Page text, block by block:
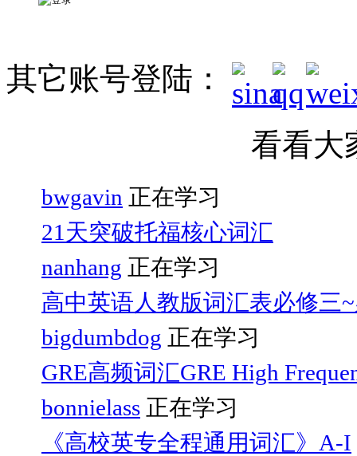
其它账号登陆：
看看大
bwgavin 正在学习
21天突破托福核心词汇
nanhang 正在学习
高中英语人教版词汇表必修三
bigdumbdog 正在学习
GRE高频词汇GRE High
bonnielass 正在学习
《高校英专全程通用词汇》A-I